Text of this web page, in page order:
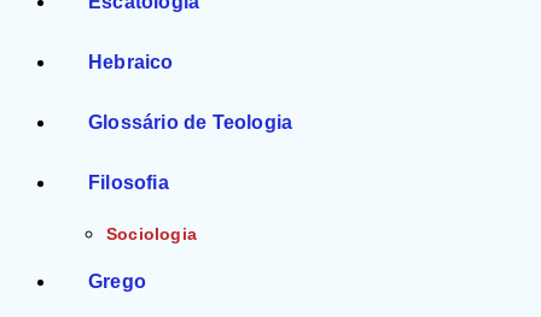
Hebraico
Glossário de Teologia
Filosofia
Sociologia
Grego